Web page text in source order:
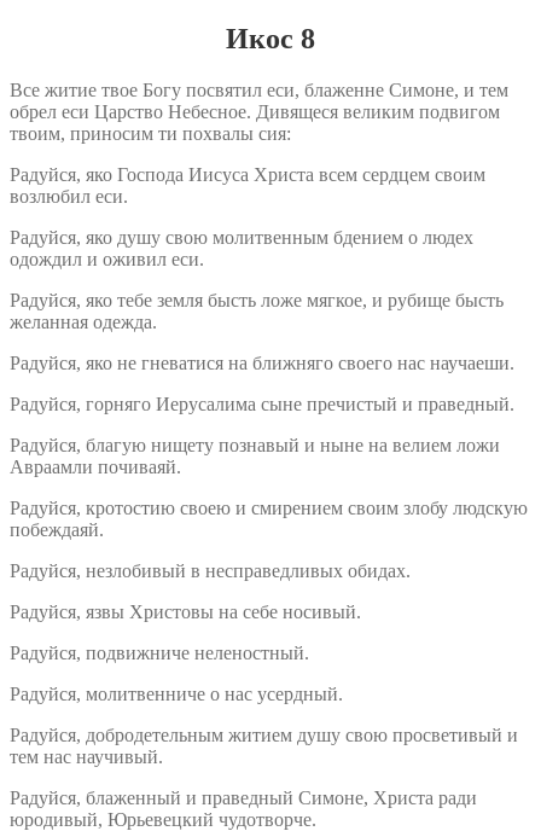
Икос 8
Все житие твое Богу посвятил еси, блаженне Симоне, и тем
обрел еси Царство Небесное. Дивящеся великим подвигом
твоим, приносим ти похвалы сия:
Радуйся, яко Господа Иисуса Христа всем сердцем своим
возлюбил еси.
Радуйся, яко душу свою молитвенным бдением о людех
одождил и оживил еси.
Радуйся, яко тебе земля бысть ложе мягкое, и рубище бысть
желанная одежда.
Радуйся, яко не гневатися на ближняго своего нас научаеши.
Радуйся, горняго Иерусалима сыне пречистый и праведный.
Радуйся, благую нищету познавый и ныне на велием ложи
Авраамли почиваяй.
Радуйся, кротостию своею и смирением своим злобу людскую
побеждаяй.
Радуйся, незлобивый в несправедливых обидах.
Радуйся, язвы Христовы на себе носивый.
Радуйся, подвижниче неленостный.
Радуйся, молитвенниче о нас усердный.
Радуйся, добродетельным житием душу свою просветивый и
тем нас научивый.
Радуйся, блаженный и праведный Симоне, Христа ради
юродивый, Юрьевецкий чудотворче.